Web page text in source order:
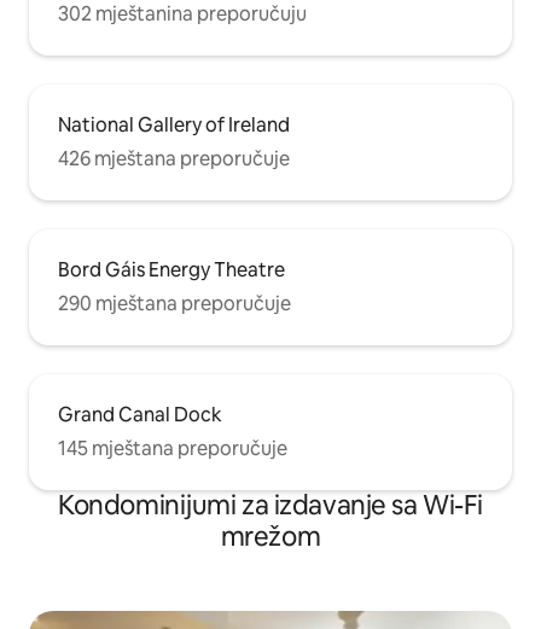
302 mještanina preporučuju
National Gallery of Ireland
426 mještana preporučuje
Bord Gáis Energy Theatre
290 mještana preporučuje
Grand Canal Dock
145 mještana preporučuje
Kondominijumi za izdavanje sa Wi-Fi
mrežom